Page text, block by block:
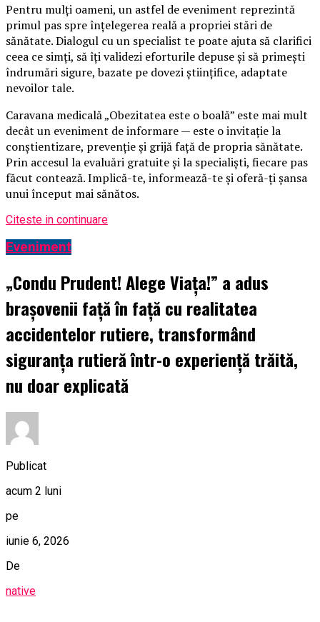
Pentru mulți oameni, un astfel de eveniment reprezintă
primul pas spre înțelegerea reală a propriei stări de
sănătate. Dialogul cu un specialist te poate ajuta să clarifici
ceea ce simți, să îți validezi eforturile depuse și să primești
îndrumări sigure, bazate pe dovezi științifice, adaptate
nevoilor tale.
Caravana medicală „Obezitatea este o boală” este mai mult
decât un eveniment de informare — este o invitație la
conștientizare, prevenție și grijă față de propria sănătate.
Prin accesul la evaluări gratuite și la specialiști, fiecare pas
făcut contează. Implică-te, informează-te și oferă-ți șansa
unui început mai sănătos.
Citeste in continuare
Eveniment
„Condu Prudent! Alege Viața!” a adus
brașovenii față în față cu realitatea
accidentelor rutiere, transformând
siguranța rutieră într-o experiență trăită,
nu doar explicată
Publicat
acum 2 luni
pe
iunie 6, 2026
De
native